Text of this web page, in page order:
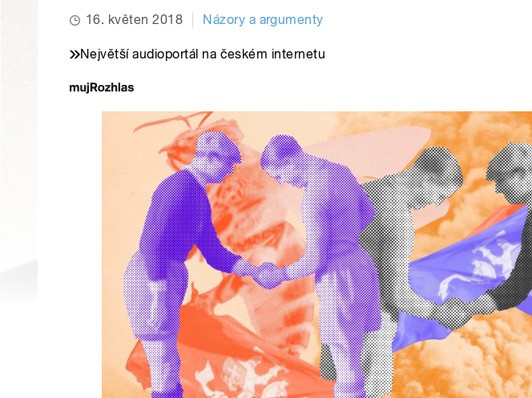
16. květen 2018 Názory a argumenty
Největší audioportál na českém internetu